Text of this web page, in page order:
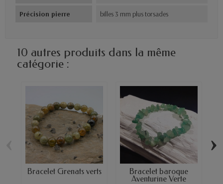
Précision pierre billes 3 mm plus torsades
10 autres produits dans la même
catégorie :
Bracelet Grenats verts Bracelet baroque
Aventurine Verte
›